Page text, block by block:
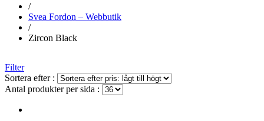
/
Svea Fordon – Webbutik
/
Zircon Black
Filter
Sortera efter :
Antal produkter per sida :